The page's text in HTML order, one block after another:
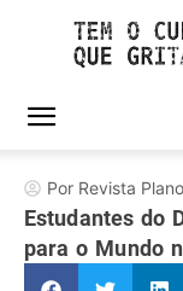
Por Revista
Estudantes do
para o Mundo